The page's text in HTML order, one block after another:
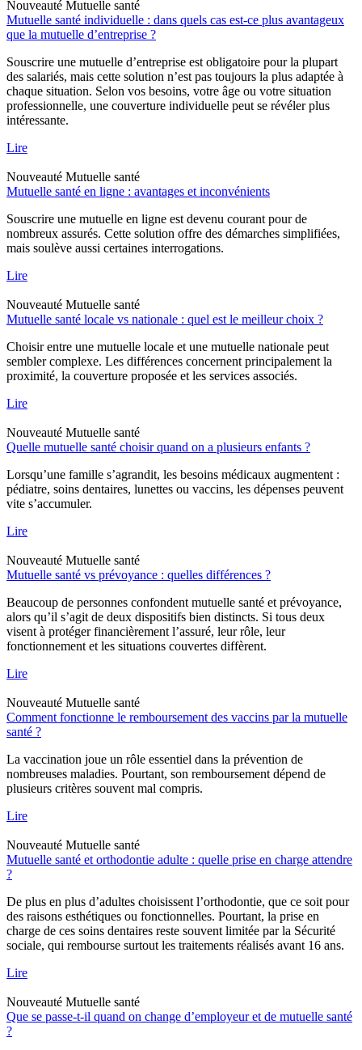
Nouveauté Mutuelle santé
Mutuelle santé individuelle : dans quels cas est-ce plus avantageux
que la mutuelle d’entreprise ?
Souscrire une mutuelle d’entreprise est obligatoire pour la plupart
des salariés, mais cette solution n’est pas toujours la plus adaptée à
chaque situation. Selon vos besoins, votre âge ou votre situation
professionnelle, une couverture individuelle peut se révéler plus
intéressante.
Lire
Nouveauté Mutuelle santé
Mutuelle santé en ligne : avantages et inconvénients
Souscrire une mutuelle en ligne est devenu courant pour de
nombreux assurés. Cette solution offre des démarches simplifiées,
mais soulève aussi certaines interrogations.
Lire
Nouveauté Mutuelle santé
Mutuelle santé locale vs nationale : quel est le meilleur choix ?
Choisir entre une mutuelle locale et une mutuelle nationale peut
sembler complexe. Les différences concernent principalement la
proximité, la couverture proposée et les services associés.
Lire
Nouveauté Mutuelle santé
Quelle mutuelle santé choisir quand on a plusieurs enfants ?
Lorsqu’une famille s’agrandit, les besoins médicaux augmentent :
pédiatre, soins dentaires, lunettes ou vaccins, les dépenses peuvent
vite s’accumuler.
Lire
Nouveauté Mutuelle santé
Mutuelle santé vs prévoyance : quelles différences ?
Beaucoup de personnes confondent mutuelle santé et prévoyance,
alors qu’il s’agit de deux dispositifs bien distincts. Si tous deux
visent à protéger financièrement l’assuré, leur rôle, leur
fonctionnement et les situations couvertes diffèrent.
Lire
Nouveauté Mutuelle santé
Comment fonctionne le remboursement des vaccins par la mutuelle
santé ?
La vaccination joue un rôle essentiel dans la prévention de
nombreuses maladies. Pourtant, son remboursement dépend de
plusieurs critères souvent mal compris.
Lire
Nouveauté Mutuelle santé
Mutuelle santé et orthodontie adulte : quelle prise en charge attendre
?
De plus en plus d’adultes choisissent l’orthodontie, que ce soit pour
des raisons esthétiques ou fonctionnelles. Pourtant, la prise en
charge de ces soins dentaires reste souvent limitée par la Sécurité
sociale, qui rembourse surtout les traitements réalisés avant 16 ans.
Lire
Nouveauté Mutuelle santé
Que se passe-t-il quand on change d’employeur et de mutuelle santé
?